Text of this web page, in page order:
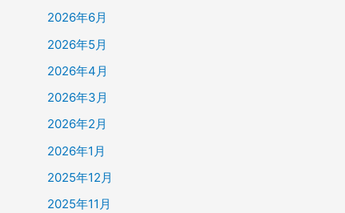
2026年6月
2026年5月
2026年4月
2026年3月
2026年2月
2026年1月
2025年12月
2025年11月